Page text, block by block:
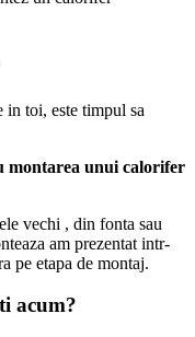
in toi, este timpul sa
montarea unui calorifer
vechi , din fonta sau
am prezentat intr-
pe etapa de montaj.
acum?